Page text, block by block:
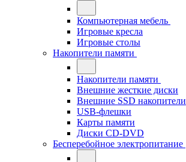
Компьютерная мебель
Игровые кресла
Игровые столы
Накопители памяти
Накопители памяти
Внешние жесткие диски
Внешние SSD накопители
USB-флешки
Карты памяти
Диски CD-DVD
Бесперебойное электропитание